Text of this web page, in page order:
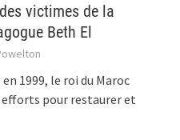
victimes de la
Beth El
1999, le roi du Maroc
efforts pour restaurer et